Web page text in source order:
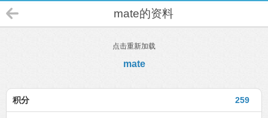
mate的资料
点击重新加载
mate
259
积分